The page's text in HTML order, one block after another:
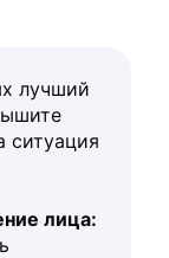
лучший
ситуация
лица: